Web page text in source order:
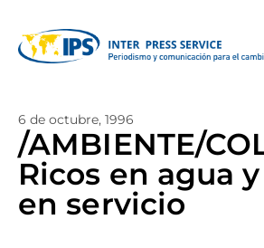
6 de octubre, 1996
/AMBIENTE/
Ricos en agua
en servicio